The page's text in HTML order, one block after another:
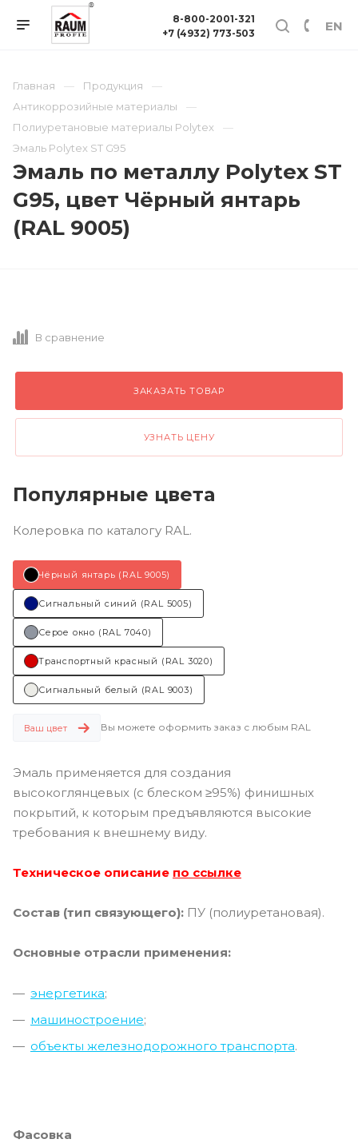
EN
8-800-2001-321
+7 (4932) 773-503
Главная
Продукция
Антикоррозийные материалы
Полиуретановые материалы Polytex
Эмаль Polytex ST G95
Эмаль по металлу Polytex ST
G95, цвет Чёрный янтарь
(RAL 9005)
В сравнение
ЗАКАЗАТЬ ТОВАР
УЗНАТЬ ЦЕНУ
Популярные цвета
Колеровка по каталогу RAL.
Чёрный янтарь (RAL 9005)
Сигнальный синий (RAL 5005)
Серое окно (RAL 7040)
Транспортный красный (RAL 3020)
Сигнальный белый (RAL 9003)
Ваш цвет Вы можете оформить заказ с любым RAL
Эмаль применяется для создания
высокоглянцевых (с блеском ≥95%) финишных
покрытий, к которым предъявляются высокие
требования к внешнему виду.
Техническое описание по ссылке
Состав (тип связующего): ПУ (полиуретановая).
Основные отрасли применения:
энергетика;
машиностроение;
объекты железнодорожного транспорта.
Фасовка